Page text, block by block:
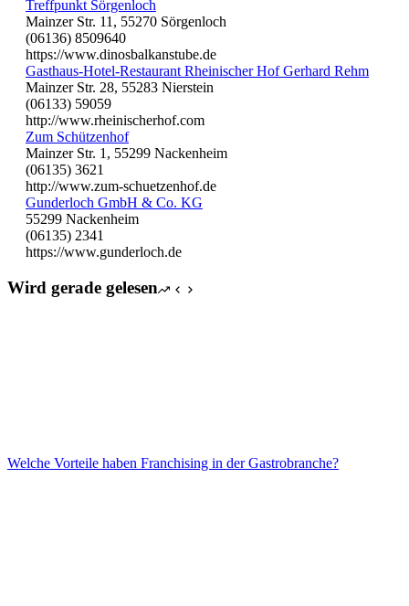
Treffpunkt Sörgenloch
Mainzer Str. 11, 55270 Sörgenloch
(06136) 8509640
https://www.dinosbalkanstube.de
Gasthaus-Hotel-Restaurant Rheinischer Hof Gerhard Rehm
Mainzer Str. 28, 55283 Nierstein
(06133) 59059
http://www.rheinischerhof.com
Zum Schützenhof
Mainzer Str. 1, 55299 Nackenheim
(06135) 3621
http://www.zum-schuetzenhof.de
Gunderloch GmbH & Co. KG
55299 Nackenheim
(06135) 2341
https://www.gunderloch.de
Wird gerade gelesen
Welche Vorteile haben Franchising in der Gastrobranche?